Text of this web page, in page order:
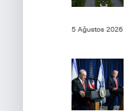
5 Ağustos 2026